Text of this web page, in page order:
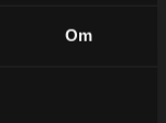
Om